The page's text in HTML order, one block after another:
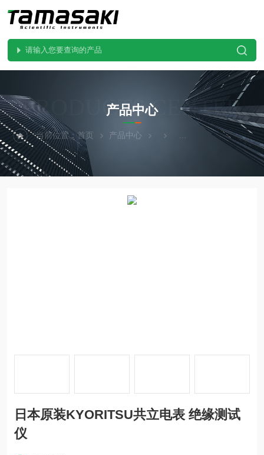
PRODUCTS CENTER
产品中心
当前位置：首页 产品中心 KYORITSU共立电表
日本原装KYORITSU共立电表 绝缘测试
仪